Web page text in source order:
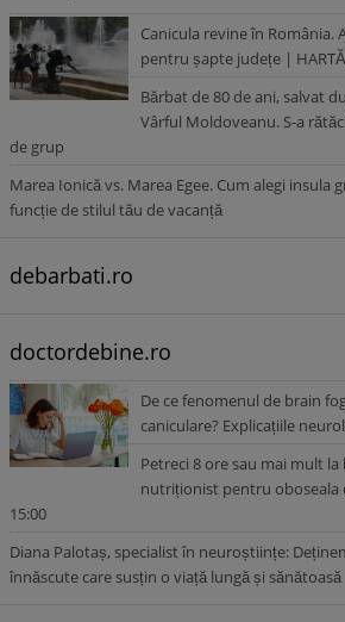
Canicula revine în România.
pentru șapte județe | HARTĂ
Bărbat de 80 de ani, salvat
Vârful Moldoveanu. S-a
de grup
Marea Ionică vs. Marea Egee. Cum alegi insula
funcție de stilul tău de vacanță
debarbati.ro
doctordebine.ro
De ce fenomenul de brain
caniculare? Explicațiile
Petreci 8 ore sau mai mult
nutriționist pentru oboseala
15:00
Diana Palotaș, specialist în neuroștiințe:
înnăscute care susțin o viață lungă și sănătoasă